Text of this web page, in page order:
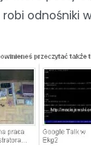
robi odnośniki